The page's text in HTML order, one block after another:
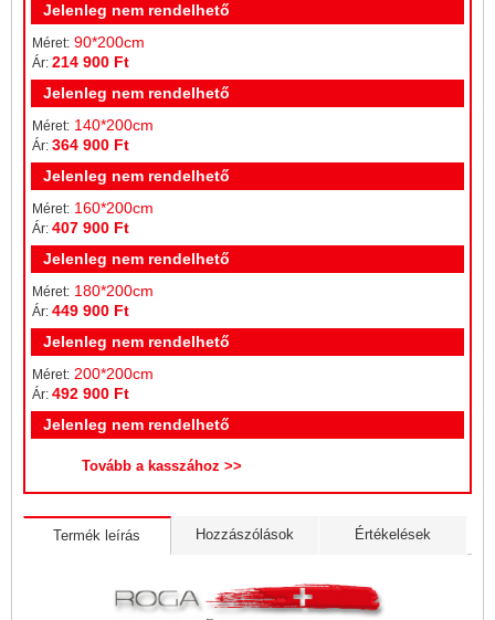
Jelenleg nem rendelhető
Méret: 90*200cm
Ár: 214 900 Ft
Jelenleg nem rendelhető
Méret: 140*200cm
Ár: 364 900 Ft
Jelenleg nem rendelhető
Méret: 160*200cm
Ár: 407 900 Ft
Jelenleg nem rendelhető
Méret: 180*200cm
Ár: 449 900 Ft
Jelenleg nem rendelhető
Méret: 200*200cm
Ár: 492 900 Ft
Jelenleg nem rendelhető
Termék leírás Hozzászólások Értékelések